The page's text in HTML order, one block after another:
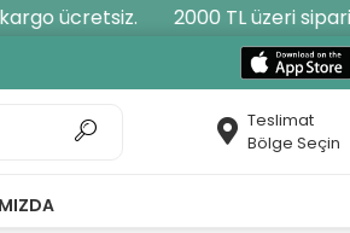
ücretsiz. 2000 TL üzeri
Teslimat
Bölge Seçin